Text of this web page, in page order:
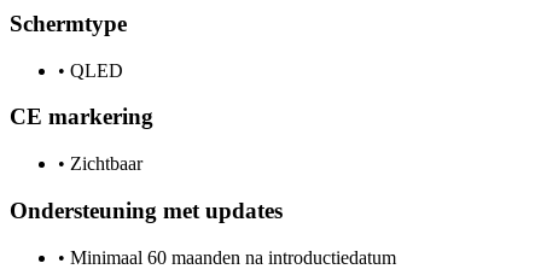
Schermtype
• QLED
CE markering
• Zichtbaar
Ondersteuning met updates
• Minimaal 60 maanden na introductiedatum